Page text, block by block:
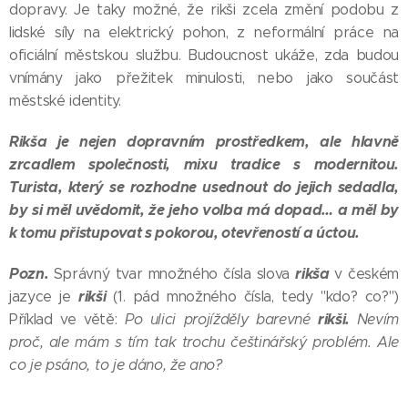
dopravy. Je taky možné, že rikši zcela změní podobu z
lidské síly na elektrický pohon, z neformální práce na
oficiální městskou službu. Budoucnost ukáže, zda budou
vnímány jako přežitek minulosti, nebo jako součást
městské identity.
Rikša je nejen dopravním prostředkem, ale hlavně
zrcadlem společnosti, mixu tradice s modernitou.
Turista, který se rozhodne usednout do jejich sedadla,
by si měl uvědomit, že jeho volba má dopad… a měl by
k tomu přistupovat s pokorou, otevřeností a úctou.
Pozn. Správný tvar množného čísla slovarikša v českém
jazyce je rikši (1. pád množného čísla, tedy "kdo? co?")
Příklad ve větě: Po ulici projížděly barevnérikši. Nevím
proč, ale mám s tím tak trochu češtinářský problém. Ale
co je psáno, to je dáno, že ano?